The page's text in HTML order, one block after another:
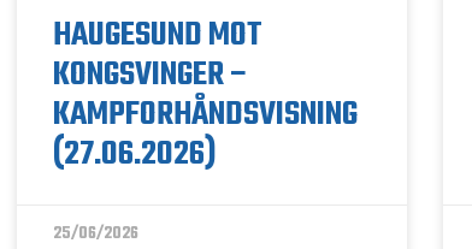
HAUGESUND MOT
KONGSVINGER –
KAMPFORHÅNDSVISNING
(27.06.2026)
25/06/2026